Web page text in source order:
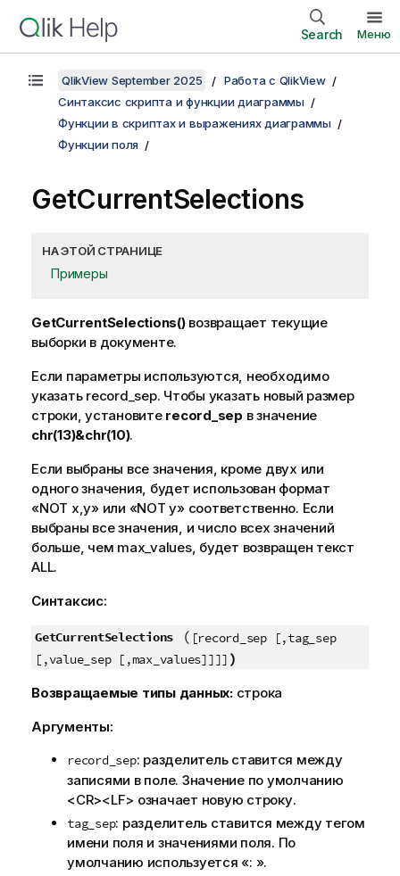
Search Меню
QlikView September 2025
Работа с QlikView
Синтаксис скрипта и функции диаграммы
Функции в скриптах и выражениях диаграммы
Функции поля
GetCurrentSelections
НА ЭТОЙ СТРАНИЦЕ
Примеры
GetCurrentSelections()возвращает текущие
выборки в документе.
Если параметры используются, необходимо
указать record_sep. Чтобы указать новый размер
строки, установите record_sep в значение
chr(13)&chr(10).
Если выбраны все значения, кроме двух или
одного значения, будет использован формат
«NOT x,y» или «NOT y» соответственно. Если
выбраны все значения, и число всех значений
больше, чем max_values, будет возвращен текст
ALL.
Синтаксис:
GetCurrentSelections ( [record_sep [,tag_sep
[,value_sep [,max_values]]]] )
Возвращаемые типы данных: строка
Аргументы:
record_sep: разделитель ставится между
записями в поле. Значение по умолчанию
<CR><LF> означает новую строку.
tag_sep: разделитель ставится между тегом
имени поля и значениями поля. По
умолчанию используется «: ».